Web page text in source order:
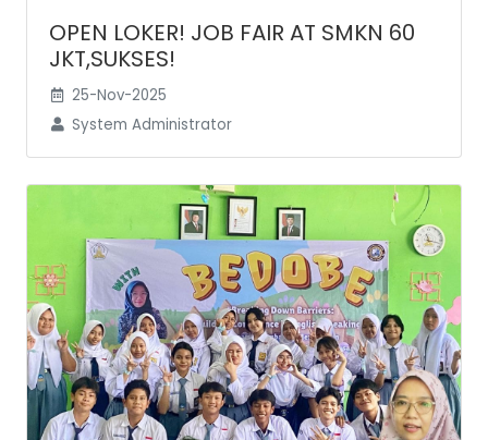
OPEN LOKER! JOB FAIR AT SMKN 60
JKT,SUKSES!
25-Nov-2025
System Administrator